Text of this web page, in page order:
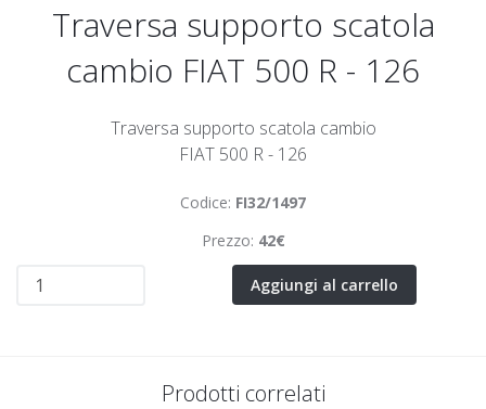
Traversa supporto scatola
cambio FIAT 500 R - 126
Traversa supporto scatola cambio
FIAT 500 R - 126
Codice: FI32/1497
Prezzo: 42€
Aggiungi al carrello
Prodotti correlati